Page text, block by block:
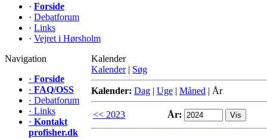
· Forside
· Debatforum
· Links
· Vejret i Hørsholm
Navigation
· Forside
· FAQ/OSS
· Debatforum
· Links
· Kontakt
profisher.dk
Kalender
Kalender | Søg
Kalender: Dag | Uge | Måned | År
<< 2023 År: